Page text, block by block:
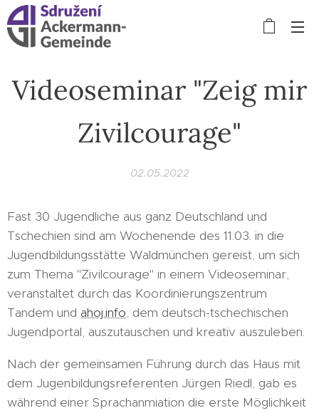
Videoseminar "Zeig mir
Zivilcourage"
02.05.2022
Fast 30 Jugendliche aus ganz Deutschland und
Tschechien sind am Wochenende des 11.03. in die
Jugendbildungsstätte Waldmünchen gereist, um sich
zum Thema "Zivilcourage" in einem Videoseminar,
veranstaltet durch das Koordinierungszentrum
Tandem und ahoj.info, dem deutsch-tschechischen
Jugendportal, auszutauschen und kreativ auszuleben.
Nach der gemeinsamen Führung durch das Haus mit
dem Jugenbildungsreferenten Jürgen Riedl, gab es
während einer Sprachanmiation die erste Möglichkeit